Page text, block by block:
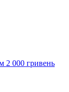
2 000 гривень